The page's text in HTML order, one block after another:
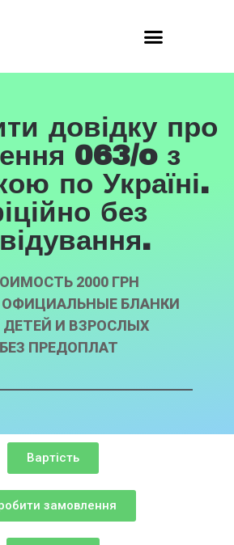
довідку про
063/o з
по Україні.
без
2000 ГРН
ОФИЦИАЛЬНЫЕ БЛАНКИ
ДЕТЕЙ И ВЗРОСЛЫХ
ПРЕДОПЛАТ
Вартість
замовлення